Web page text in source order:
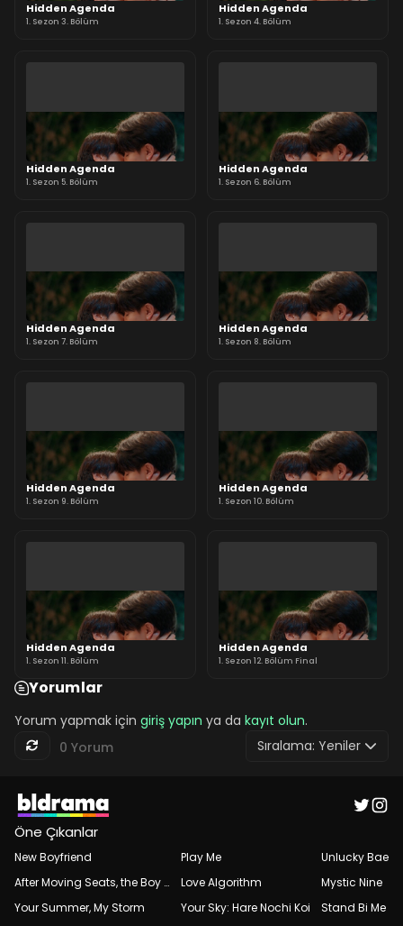
Hidden Agenda
1. Sezon 3. Bölüm
Hidden Agenda
1. Sezon 4. Bölüm
Hidden Agenda
1. Sezon 5. Bölüm
Hidden Agenda
1. Sezon 6. Bölüm
Hidden Agenda
1. Sezon 7. Bölüm
Hidden Agenda
1. Sezon 8. Bölüm
Hidden Agenda
1. Sezon 9. Bölüm
Hidden Agenda
1. Sezon 10. Bölüm
Hidden Agenda
1. Sezon 11. Bölüm
Hidden Agenda
1. Sezon 12. Bölüm Final
Yorumlar
Yorum yapmak için giriş yapın ya da kayıt olun.
0 Yorum
Sıralama: Yeniler
Öne Çıkanlar
New Boyfriend
After Moving Seats, the Boy Behind Me Has a Crush on Me
Your Summer, My Storm
Play Me
Love Algorithm
Your Sky: Hare Nochi Koi
Unlucky Bae
Mystic Nine
Stand Bi Me